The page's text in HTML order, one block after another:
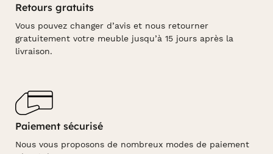
Retours gratuits
Vous pouvez changer d’avis et nous retourner
gratuitement votre meuble jusqu’à 15 jours après la
livraison.
Paiement sécurisé
Nous vous proposons de nombreux modes de paiement